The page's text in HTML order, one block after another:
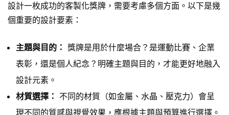
設計一枚成功的客製化獎牌，需要考慮多個方面。以下是幾
個重要的設計要素：
主題與目的： 獎牌是用於什麼場合？是運動比賽、企業
表彰，還是個人紀念？明確主題與目的，才能更好地融入
設計元素。
材質選擇： 不同的材質（如金屬、水晶、壓克力）會呈
現不同的質感與視覺效果，應根據主題與預算進行選擇。